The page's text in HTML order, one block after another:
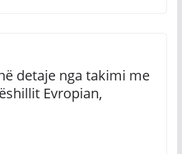
detaje nga takimi me
Evropian,